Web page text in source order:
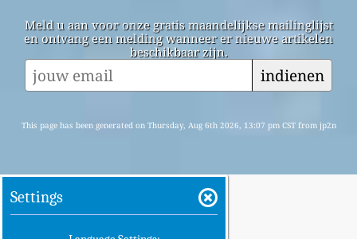
Meld u aan voor onze gratis maandelijkse mailinglijst
en ontvang een melding wanneer er nieuwe artikelen
beschikbaar zijn.
indienen
This page has been generated on Thursday, Aug 6th 2026, 13:07 pm CST from jp2n
Settings